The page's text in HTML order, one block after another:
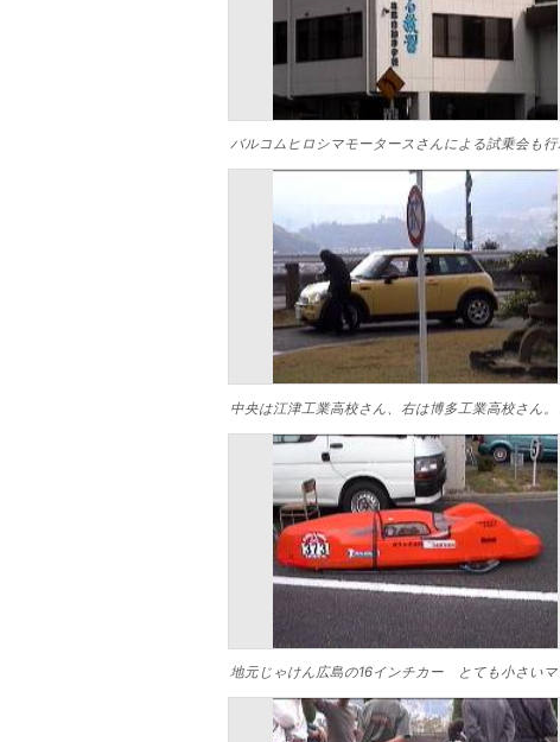
バルコムヒロシマモータースさんによる試乗会も行
中央は江津工業高校さん、右は博多工業高校さん
地元じゃけん広島の16インチカー とても小さいマ